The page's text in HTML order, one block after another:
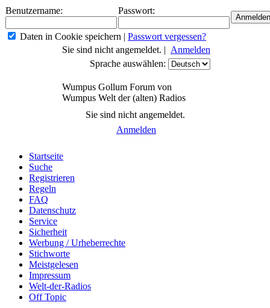
Benutzername: Passwort:
Daten in Cookie speichern | Passwort vergessen?
Sie sind nicht angemeldet. | Anmelden
Sprache auswählen:
Wumpus Gollum Forum von
Wumpus Welt der (alten) Radios
Sie sind nicht angemeldet.
Anmelden
Startseite
Suche
Registrieren
Regeln
FAQ
Datenschutz
Service
Sicherheit
Werbung / Urheberrechte
Stichworte
Meistgelesen
Impressum
Welt-der-Radios
Off Topic